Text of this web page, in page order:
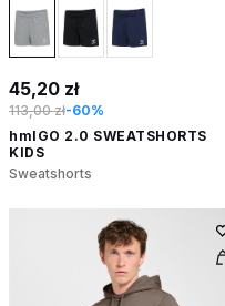
45,20 zł
113,00 zł-60%
hmlGO 2.0 SWEATSHORTS
KIDS
Sweatshorts